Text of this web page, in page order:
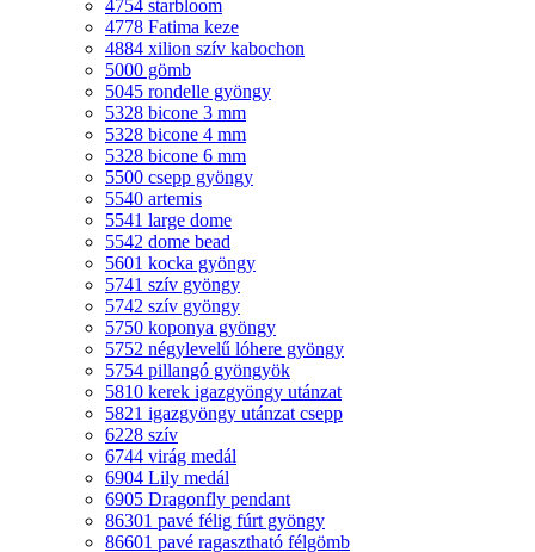
4754 starbloom
4778 Fatima keze
4884 xilion szív kabochon
5000 gömb
5045 rondelle gyöngy
5328 bicone 3 mm
5328 bicone 4 mm
5328 bicone 6 mm
5500 csepp gyöngy
5540 artemis
5541 large dome
5542 dome bead
5601 kocka gyöngy
5741 szív gyöngy
5742 szív gyöngy
5750 koponya gyöngy
5752 négylevelű lóhere gyöngy
5754 pillangó gyöngyök
5810 kerek igazgyöngy utánzat
5821 igazgyöngy utánzat csepp
6228 szív
6744 virág medál
6904 Lily medál
6905 Dragonfly pendant
86301 pavé félig fúrt gyöngy
86601 pavé ragasztható félgömb